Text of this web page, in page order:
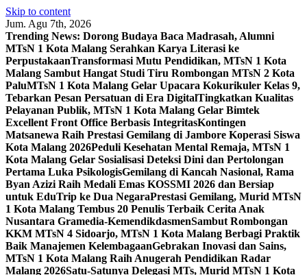
Skip to content
Jum. Agu 7th, 2026
Trending News: Dorong Budaya Baca Madrasah, Alumni
MTsN 1 Kota Malang Serahkan Karya Literasi ke
PerpustakaanTransformasi Mutu Pendidikan, MTsN 1 Kota
Malang Sambut Hangat Studi Tiru Rombongan MTsN 2 Kota
PaluMTsN 1 Kota Malang Gelar Upacara Kokurikuler Kelas 9,
Tebarkan Pesan Persatuan di Era DigitalTingkatkan Kualitas
Pelayanan Publik, MTsN 1 Kota Malang Gelar Bimtek
Excellent Front Office Berbasis IntegritasKontingen
Matsanewa Raih Prestasi Gemilang di Jambore Koperasi Siswa
Kota Malang 2026Peduli Kesehatan Mental Remaja, MTsN 1
Kota Malang Gelar Sosialisasi Deteksi Dini dan Pertolongan
Pertama Luka PsikologisGemilang di Kancah Nasional, Rama
Byan Azizi Raih Medali Emas KOSSMI 2026 dan Bersiap
untuk EduTrip ke Dua NegaraPrestasi Gemilang, Murid MTsN
1 Kota Malang Tembus 20 Penulis Terbaik Cerita Anak
Nusantara Gramedia-KemendikdasmenSambut Rombongan
KKM MTsN 4 Sidoarjo, MTsN 1 Kota Malang Berbagi Praktik
Baik Manajemen KelembagaanGebrakan Inovasi dan Sains,
MTsN 1 Kota Malang Raih Anugerah Pendidikan Radar
Malang 2026Satu-Satunya Delegasi MTs, Murid MTsN 1 Kota